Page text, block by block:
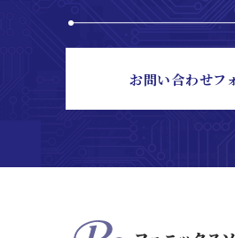
お問い合わせフ